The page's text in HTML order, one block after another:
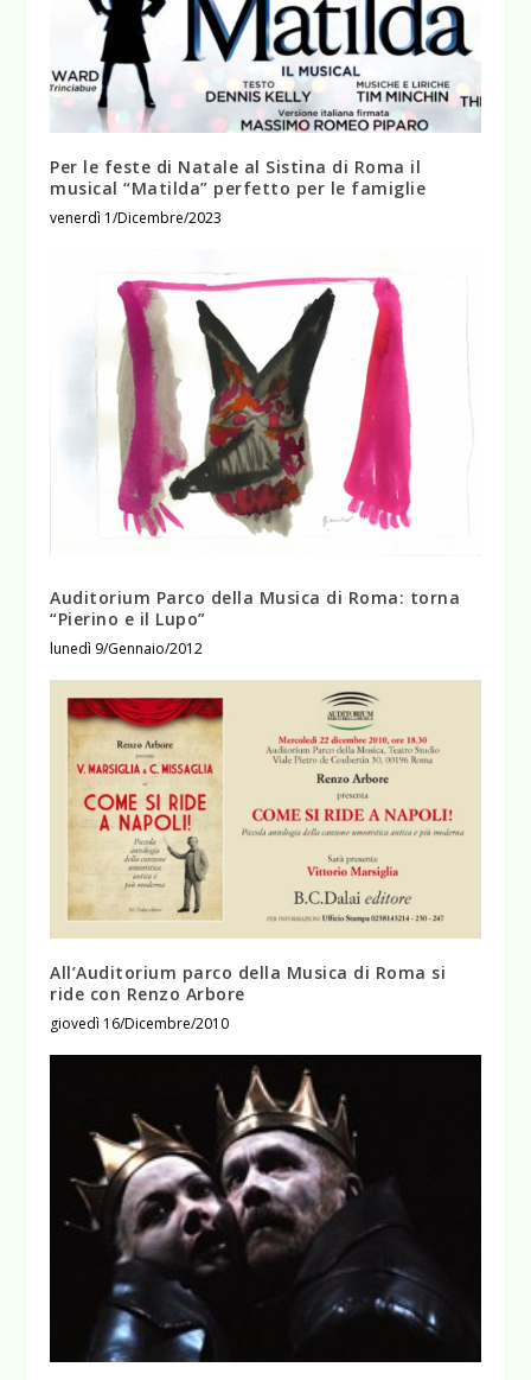
Per le feste di Natale al Sistina di Roma il
musical “Matilda” perfetto per le famiglie
venerdì 1/Dicembre/2023
Auditorium Parco della Musica di Roma: torna
“Pierino e il Lupo”
lunedì 9/Gennaio/2012
All’Auditorium parco della Musica di Roma si
ride con Renzo Arbore
giovedì 16/Dicembre/2010